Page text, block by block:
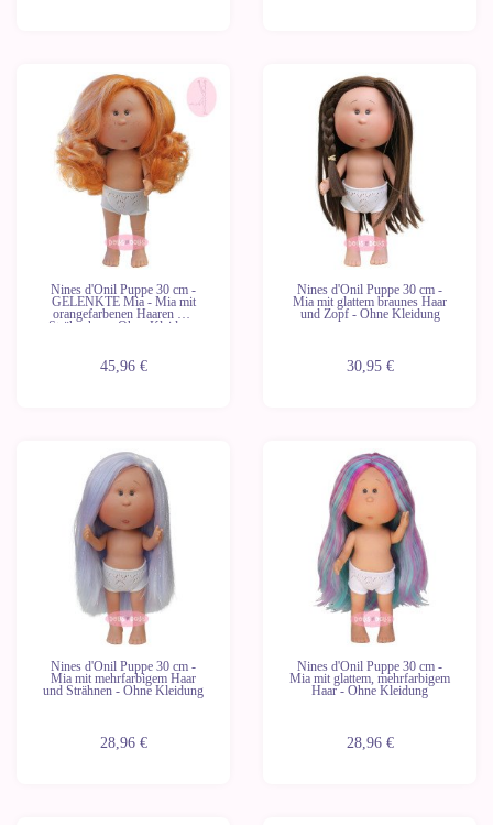
Nines d'Onil Puppe 30 cm -
GELENKTE Mia - Mia mit
orangefarbenen Haaren mit
Strähnchen - Ohne Kleidung
45,96 €
Nines d'Onil Puppe 30 cm -
Mia mit glattem braunes Haar
und Zopf - Ohne Kleidung
30,95 €
Nines d'Onil Puppe 30 cm -
Mia mit mehrfarbigem Haar
und Strähnen - Ohne Kleidung
28,96 €
Nines d'Onil Puppe 30 cm -
Mia mit glattem, mehrfarbigem
Haar - Ohne Kleidung
28,96 €